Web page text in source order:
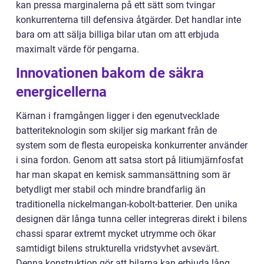
kan pressa marginalerna på ett sätt som tvingar
konkurrenterna till defensiva åtgärder. Det handlar inte
bara om att sälja billiga bilar utan om att erbjuda
maximalt värde för pengarna.
Innovationen bakom de säkra
energicellerna
Kärnan i framgången ligger i den egenutvecklade
batteriteknologin som skiljer sig markant från de
system som de flesta europeiska konkurrenter använder
i sina fordon. Genom att satsa stort på litiumjärnfosfat
har man skapat en kemisk sammansättning som är
betydligt mer stabil och mindre brandfarlig än
traditionella nickelmangan-kobolt-batterier. Den unika
designen där långa tunna celler integreras direkt i bilens
chassi sparar extremt mycket utrymme och ökar
samtidigt bilens strukturella vridstyvhet avsevärt.